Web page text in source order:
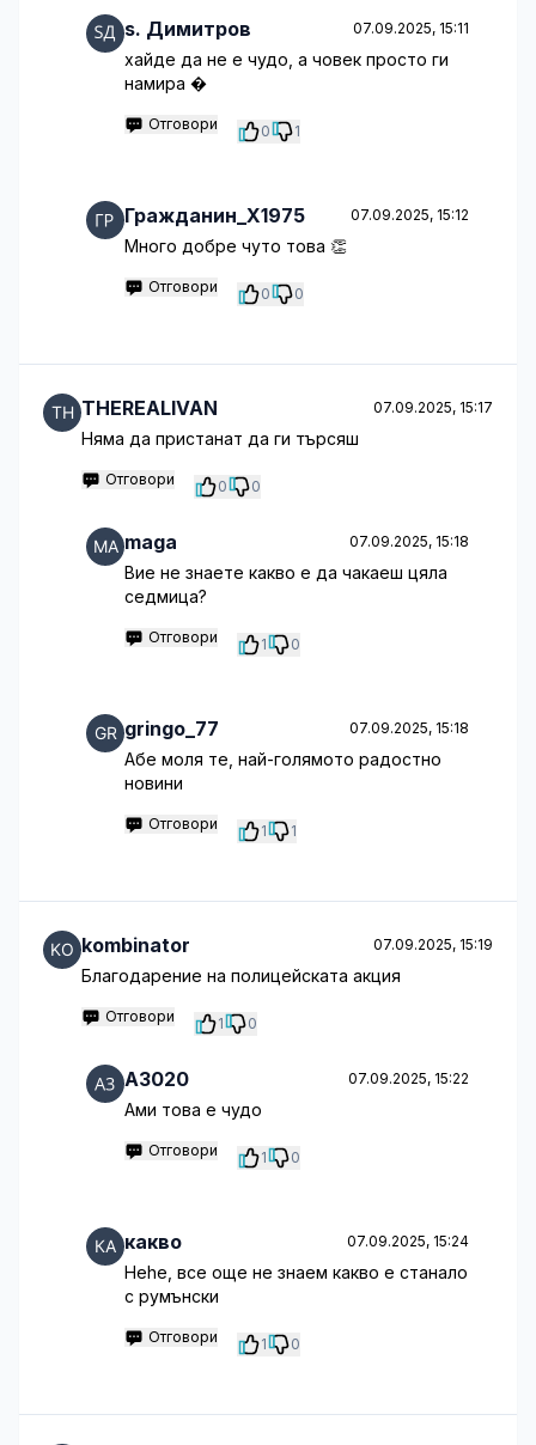
s. Димитров 07.09.2025, 15:11
хайде да не е чудо, а човек просто ги
намира �
Отговори 0 1
Гражданин_Х1975 07.09.2025, 15:12
Много добре чуто това 👏
Отговори 0 0
THEREALIVAN 07.09.2025, 15:17
Няма да пристанат да ги търсяш
Отговори 0 0
maga 07.09.2025, 15:18
Вие не знаете какво е да чакаеш цяла
седмица?
Отговори 1 0
gringo_77 07.09.2025, 15:18
Абе моля те, най-голямото радостно
новини
Отговори 1 1
kombinator 07.09.2025, 15:19
Благодарение на полицейската акция
Отговори 1 0
A3020 07.09.2025, 15:22
Ами това е чудо
Отговори 1 0
какво 07.09.2025, 15:24
Hehe, все още не знаем какво е станало
с румънски
Отговори 1 0